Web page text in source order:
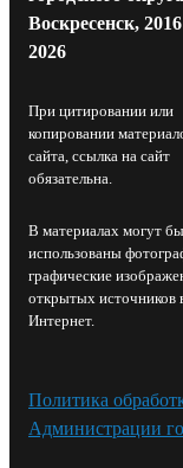
Воскресенск,
2026
При цитировании или
копировании
сайта, ссылка на сайт
обязательна.
В материалах могут
использованы
графические
открытых источников
Интернет.
Политика
Администрации